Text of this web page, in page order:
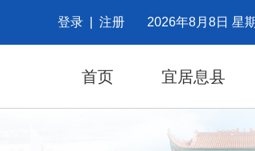
登录 注册 2026年8月8日 星
首页 宜居息县